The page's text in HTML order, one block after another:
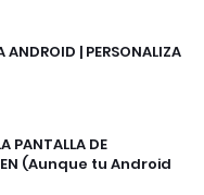
ANDROID | PERSONALIZA
PANTALLA DE
(Aunque tu Android